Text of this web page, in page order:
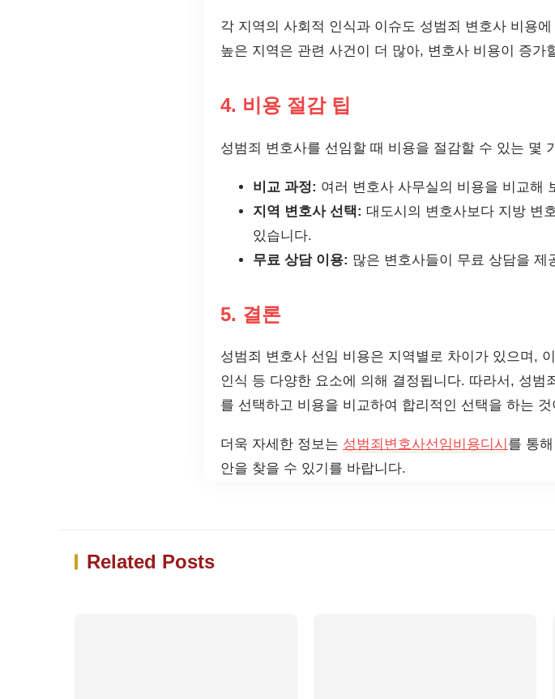
각 지역의 사회적 인식과 이슈도 성범죄 변호사 비용
높은 지역은 관련 사건이 더 많아, 변호사 비용이 증가
4. 비용 절감 팁
성범죄 변호사를 선임할 때 비용을 절감할 수 있는 몇
비교 과정: 여러 변호사 사무실의 비용을 비교해
지역 변호사 선택: 대도시의 변호사보다 지방 변
있습니다.
무료 상담 이용: 많은 변호사들이 무료 상담을
5. 결론
성범죄 변호사 선임 비용은 지역별로 차이가 있으며,
인식 등 다양한 요소에 의해 결정됩니다. 따라서, 성
를 선택하고 비용을 비교하여 합리적인 선택을 하는
더욱 자세한 정보는 성범죄변호사선임비용디시 를 통
안을 찾을 수 있기를 바랍니다.
Related Posts